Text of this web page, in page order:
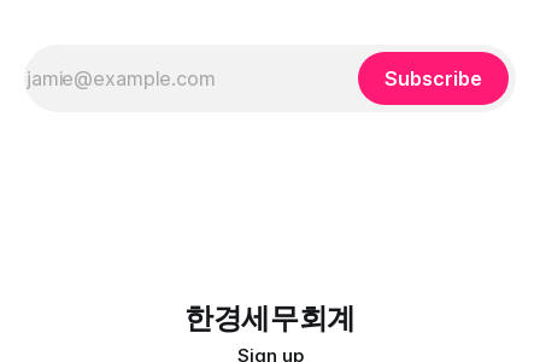
Subscribe
한경세무회계
Sign up